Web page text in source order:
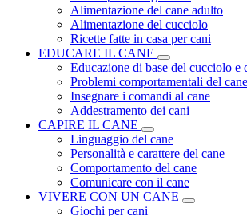
Alimentazione del cane adulto
Alimentazione del cucciolo
Ricette fatte in casa per cani
EDUCARE IL CANE
Educazione di base del cucciolo e
Problemi comportamentali del cane
Insegnare i comandi al cane
Addestramento dei cani
CAPIRE IL CANE
Linguaggio del cane
Personalità e carattere del cane
Comportamento del cane
Comunicare con il cane
VIVERE CON UN CANE
Giochi per cani